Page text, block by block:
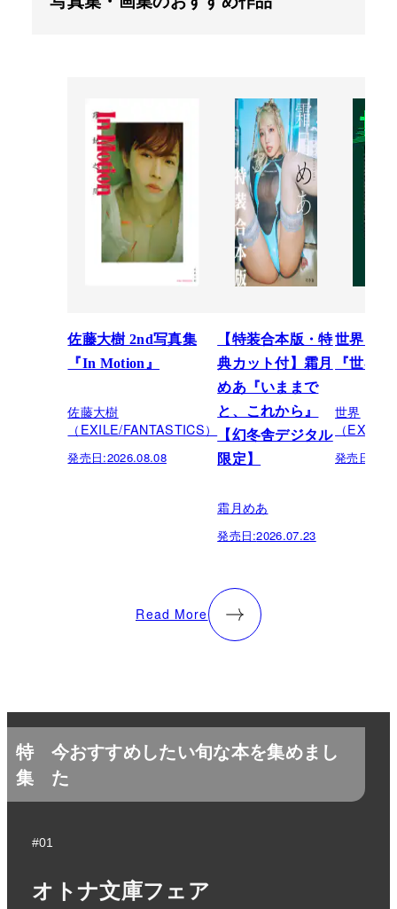
佐藤大樹 2nd写真集
『In Motion』
佐藤大樹
（EXILE/FANTASTICS）
発売日:2026.08.08
【特装合本版・特
典カット付】霜月
めあ『いままで
と、これから』
【幻冬舎デジタル
限定】
霜月めあ
発売日:2026.07.23
世界スペ
『世界
世界
（
発売日:
Read More
特
集
今おすすめしたい旬な本を集めまし
た
#01
オトナ文庫フェア